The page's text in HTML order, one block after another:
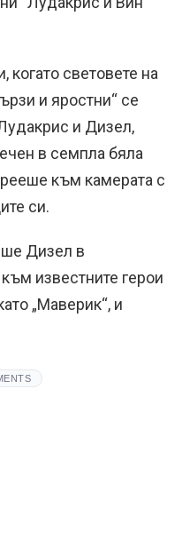
световете на
и яростни“ се
и Дизел,
в семпла бяла
към камерата с
си.
Дизел в
известните герои
„Маверик“, и